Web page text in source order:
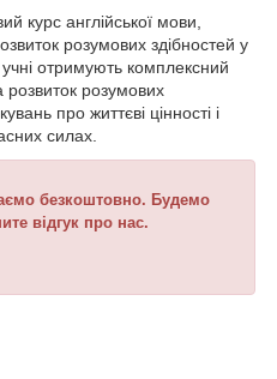
курс англійської мови,
розумових здібностей у
учні отримують комплексний
розвиток розумових
про життєві цінності і
силах.
безкоштовно. Будемо
відгук про нас.